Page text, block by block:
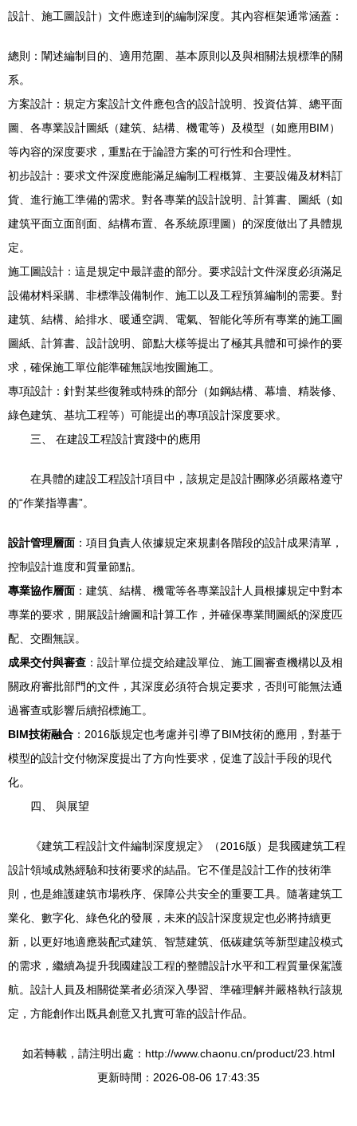
設計、施工圖設計）文件應達到的編制深度。其內容框架通常涵蓋：
總則：闡述編制目的、適用范圍、基本原則以及與相關法規標準的關
系。
方案設計：規定方案設計文件應包含的設計說明、投資估算、總平面
圖、各專業設計圖紙（建筑、結構、機電等）及模型（如應用BIM）
等內容的深度要求，重點在于論證方案的可行性和合理性。
初步設計：要求文件深度應能滿足編制工程概算、主要設備及材料訂
貨、進行施工準備的需求。對各專業的設計說明、計算書、圖紙（如
建筑平面立面剖面、結構布置、各系統原理圖）的深度做出了具體規
定。
施工圖設計：這是規定中最詳盡的部分。要求設計文件深度必須滿足
設備材料采購、非標準設備制作、施工以及工程預算編制的需要。對
建筑、結構、給排水、暖通空調、電氣、智能化等所有專業的施工圖
圖紙、計算書、設計說明、節點大樣等提出了極其具體和可操作的要
求，確保施工單位能準確無誤地按圖施工。
專項設計：針對某些復雜或特殊的部分（如鋼結構、幕墻、精裝修、
綠色建筑、基坑工程等）可能提出的專項設計深度要求。
三、 在建設工程設計實踐中的應用
在具體的建設工程設計項目中，該規定是設計團隊必須嚴格遵守
的“作業指導書”。
設計管理層面 ：項目負責人依據規定來規劃各階段的設計成果清單，
控制設計進度和質量節點。
專業協作層面 ：建筑、結構、機電等各專業設計人員根據規定中對本
專業的要求，開展設計繪圖和計算工作，并確保專業間圖紙的深度匹
配、交圈無誤。
成果交付與審查 ：設計單位提交給建設單位、施工圖審查機構以及相
關政府審批部門的文件，其深度必須符合規定要求，否則可能無法通
過審查或影響后續招標施工。
BIM技術融合 ：2016版規定也考慮并引導了BIM技術的應用，對基于
模型的設計交付物深度提出了方向性要求，促進了設計手段的現代
化。
四、 與展望
《建筑工程設計文件編制深度規定》（2016版）是我國建筑工程
設計領域成熟經驗和技術要求的結晶。它不僅是設計工作的技術準
則，也是維護建筑市場秩序、保障公共安全的重要工具。隨著建筑工
業化、數字化、綠色化的發展，未來的設計深度規定也必將持續更
新，以更好地適應裝配式建筑、智慧建筑、低碳建筑等新型建設模式
的需求，繼續為提升我國建設工程的整體設計水平和工程質量保駕護
航。設計人員及相關從業者必須深入學習、準確理解并嚴格執行該規
定，方能創作出既具創意又扎實可靠的設計作品。
如若轉載，請注明出處：http://www.chaonu.cn/product/23.html
更新時間：2026-08-06 17:43:35